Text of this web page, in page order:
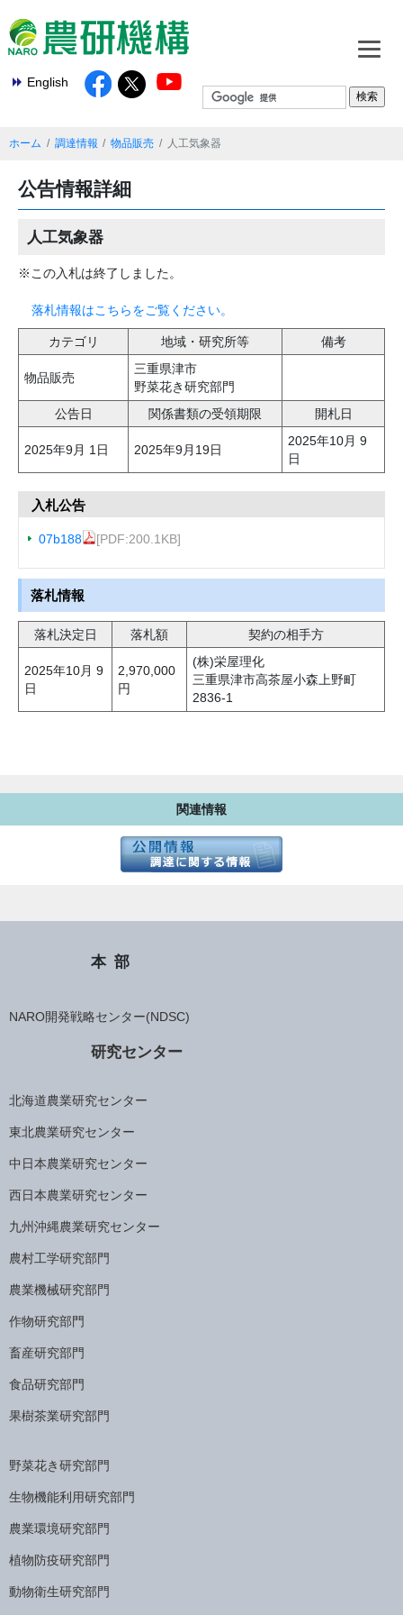
English
ホーム 調達情報 物品販売 人工気象器
公告情報詳細
人工気象器
※この入札は終了しました。
落札情報はこちらをご覧ください。
カテゴリ 地域・研究所等 備考
物品販売
三重県津市
野菜花き研究部門
公告日
関係書類の受領期限 開札日
2025年9月 1日 2025年9月19日
2025年10月 9
日
入札公告
07b188 [PDF:200.1KB]
落札情報
落札決定日 落札額 契約の相手方
2025年10月 9
日
2,970,000
円
(株)栄屋理化
三重県津市高茶屋小森上野町
2836-1
関連情報
本部
NARO開発戦略センター(NDSC)
研究センター
北海道農業研究センター
東北農業研究センター
中日本農業研究センター
西日本農業研究センター
九州沖縄農業研究センター
農村工学研究部門
農業機械研究部門
作物研究部門
畜産研究部門
食品研究部門
果樹茶業研究部門
野菜花き研究部門
生物機能利用研究部門
農業環境研究部門
植物防疫研究部門
動物衛生研究部門